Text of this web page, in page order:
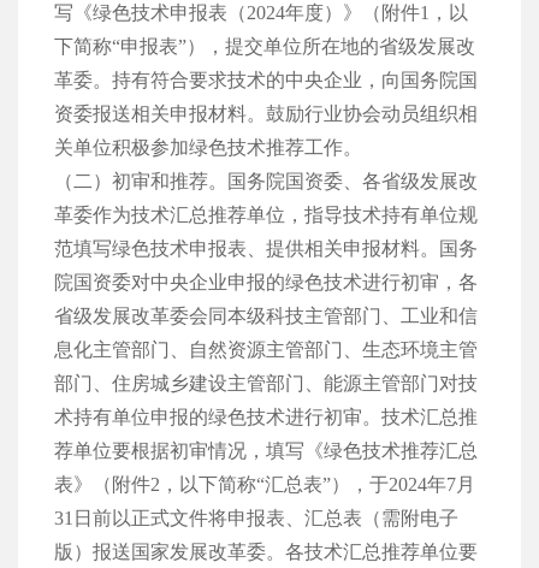
写《绿色技术申报表（2024年度）》（附件1，以
下简称“申报表”），提交单位所在地的省级发展改
革委。持有符合要求技术的中央企业，向国务院国
资委报送相关申报材料。鼓励行业协会动员组织相
关单位积极参加绿色技术推荐工作。
（二）初审和推荐。国务院国资委、各省级发展改
革委作为技术汇总推荐单位，指导技术持有单位规
范填写绿色技术申报表、提供相关申报材料。国务
院国资委对中央企业申报的绿色技术进行初审，各
省级发展改革委会同本级科技主管部门、工业和信
息化主管部门、自然资源主管部门、生态环境主管
部门、住房城乡建设主管部门、能源主管部门对技
术持有单位申报的绿色技术进行初审。技术汇总推
荐单位要根据初审情况，填写《绿色技术推荐汇总
表》（附件2，以下简称“汇总表”），于2024年7月
31日前以正式文件将申报表、汇总表（需附电子
版）报送国家发展改革委。各技术汇总推荐单位要